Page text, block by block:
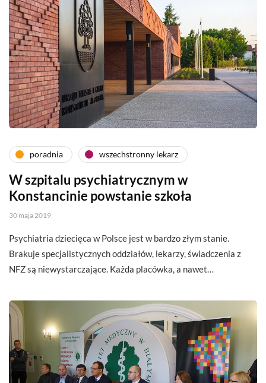
poradnia wszechstronny lekarz
W szpitalu psychiatrycznym w
Konstancinie powstanie szkoła
30 maja 2019
Psychiatria dziecięca w Polsce jest w bardzo złym stanie.
Brakuje specjalistycznych oddziałów, lekarzy, świadczenia z
NFZ są niewystarczające. Każda placówka, a nawet…